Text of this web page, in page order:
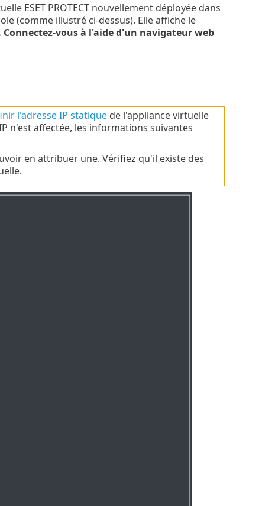
ESET PROTECT nouvellement déployée dans
(comme illustré ci-dessus). Elle affiche le
vous à l'aide d'un navigateur web
l'adresse IP statiquede l'appliance virtuelle
n'est affectée, les informations suivantes
en attribuer une. Vérifiez qu'il existe des